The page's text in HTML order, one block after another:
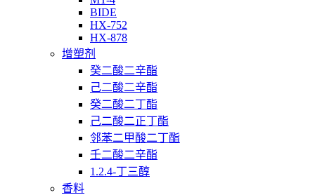
BIDE
HX-752
HX-878
增塑剂
癸二酸二辛酯
己二酸二辛酯
癸二酸二丁酯
己二酸二正丁酯
邻苯二甲酸二丁酯
壬二酸二辛酯
1.2.4-丁三醇
香料